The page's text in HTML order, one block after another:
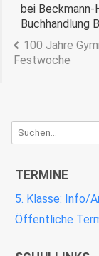
bei Beckmann-
Buchhandlung
100 Jahre
Festwoche
TERMINE
5. Klasse: Info/
Öffentliche